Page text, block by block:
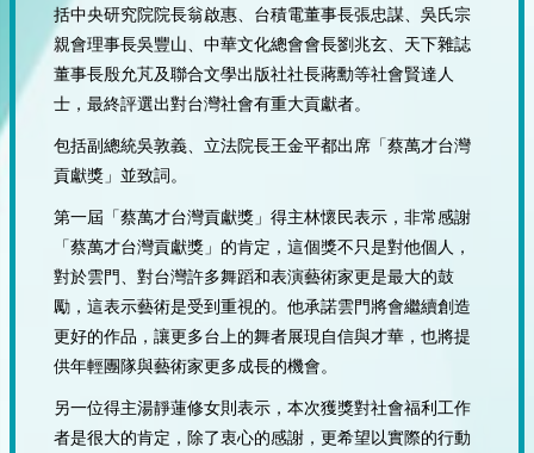
括中央研究院院長翁啟惠、台積電董事長張忠謀、吳氏宗
親會理事長吳豐山、中華文化總會會長劉兆玄、天下雜誌
董事長殷允芃及聯合文學出版社社長蔣勳等社會賢達人
士，最終評選出對台灣社會有重大貢獻者。
包括副總統吳敦義、立法院長王金平都出席「蔡萬才台灣
貢獻獎」並致詞。
第一屆「蔡萬才台灣貢獻獎」得主林懷民表示，非常感謝
「蔡萬才台灣貢獻獎」的肯定，這個獎不只是對他個人，
對於雲門、對台灣許多舞蹈和表演藝術家更是最大的鼓
勵，這表示藝術是受到重視的。他承諾雲門將會繼續創造
更好的作品，讓更多台上的舞者展現自信與才華，也將提
供年輕團隊與藝術家更多成長的機會。
另一位得主湯靜蓮修女則表示，本次獲獎對社會福利工作
者是很大的肯定，除了衷心的感謝，更希望以實際的行動